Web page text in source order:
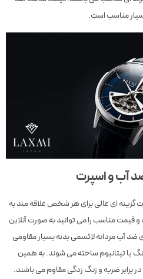
مناسب است.
آب و اسپرت
گزینه ای عالی برای هر شخص علاقه مند به
مناسب را می توانید به صورت آنلاین
آب مردانه لاکسمی بدنه بسیار مقاومی
یا تیتانیوم ساخته می شوند. به همین
ضربه و زنگ زدگی مقاوم می باشند.